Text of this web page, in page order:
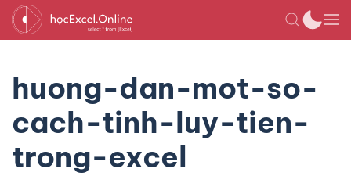
huong-dan-mot-so-
cach-tinh-luy-tien-
trong-excel